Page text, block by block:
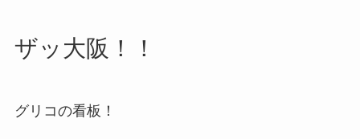
ザッ大阪！！
グリコの看板！